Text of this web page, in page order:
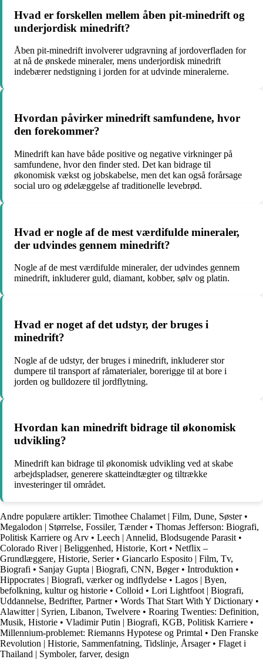
Hvad er forskellen mellem åben pit-minedrift og
underjordisk minedrift?
Åben pit-minedrift involverer udgravning af jordoverfladen for
at nå de ønskede mineraler, mens underjordisk minedrift
indebærer nedstigning i jorden for at udvinde mineralerne.
Hvordan påvirker minedrift samfundene, hvor
den forekommer?
Minedrift kan have både positive og negative virkninger på
samfundene, hvor den finder sted. Det kan bidrage til
økonomisk vækst og jobskabelse, men det kan også forårsage
social uro og ødelæggelse af traditionelle levebrød.
Hvad er nogle af de mest værdifulde mineraler,
der udvindes gennem minedrift?
Nogle af de mest værdifulde mineraler, der udvindes gennem
minedrift, inkluderer guld, diamant, kobber, sølv og platin.
Hvad er noget af det udstyr, der bruges i
minedrift?
Nogle af de udstyr, der bruges i minedrift, inkluderer stor
dumpere til transport af råmaterialer, borerigge til at bore i
jorden og bulldozere til jordflytning.
Hvordan kan minedrift bidrage til økonomisk
udvikling?
Minedrift kan bidrage til økonomisk udvikling ved at skabe
arbejdspladser, generere skatteindtægter og tiltrække
investeringer til området.
Andre populære artikler: Timothee Chalamet | Film, Dune, Søster•
Megalodon | Størrelse, Fossiler, Tænder• Thomas Jefferson: Biografi,
Politisk Karriere og Arv • Leech | Annelid, Blodsugende Parasit •
Colorado River | Beliggenhed, Historie, Kort • Netflix –
Grundlæggere, Historie, Serier• Giancarlo Esposito | Film, Tv,
Biografi • Sanjay Gupta | Biografi, CNN, Bøger• Introduktion •
Hippocrates | Biografi, værker og indflydelse • Lagos | Byen,
befolkning, kultur og historie • Colloid • Lori Lightfoot | Biografi,
Uddannelse, Bedrifter, Partner• Words That Start With Y Dictionary •
Alawitter | Syrien, Libanon, Twelvere • Roaring Twenties: Definition,
Musik, Historie • Vladimir Putin | Biografi, KGB, Politisk Karriere •
Millennium-problemet: Riemanns Hypotese og Primtal • Den Franske
Revolution | Historie, Sammenfatning, Tidslinje, Årsager• Flaget i
Thailand | Symboler, farver, design